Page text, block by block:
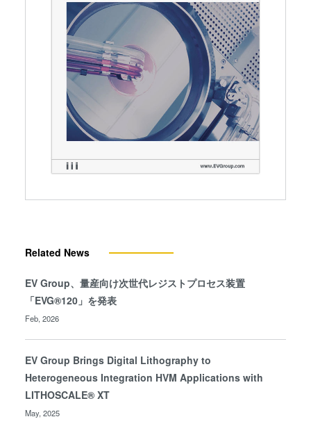
Related News
EV Group、量産向け次世代レジストプロセス装置
「EVG®120」を発表
Feb, 2026
EV Group Brings Digital Lithography to
Heterogeneous Integration HVM Applications with
LITHOSCALE® XT
May, 2025